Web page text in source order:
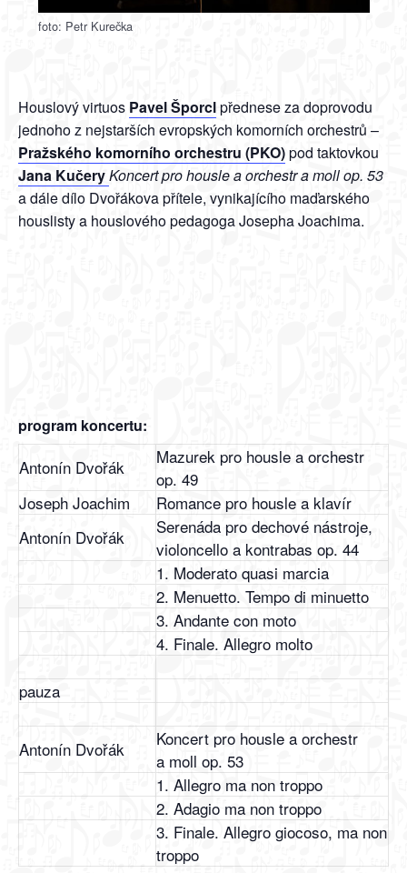
foto: Petr Kurečka
Houslový virtuos Pavel Šporclpřednese za doprovodu
jednoho z nejstarších evropských komorních orchestrů –
Pražského komorního orchestru (PKO)pod taktovkou
Jana KučeryKoncert pro housle a orchestr a moll op. 53
a dále dílo Dvořákova přítele, vynikajícího maďarského
houslisty a houslového pedagoga Josepha Joachima.
program koncertu:
Antonín Dvořák
Mazurek pro housle a orchestr
op. 49
Joseph Joachim
Romance pro housle a klavír
Antonín Dvořák
Serenáda pro dechové nástroje,
violoncello a kontrabas op. 44
1. Moderato quasi marcia
2. Menuetto. Tempo di minuetto
3. Andante con moto
4. Finale. Allegro molto
pauza
Antonín Dvořák
Koncert pro housle a orchestr
a moll op. 53
1. Allegro ma non troppo
2. Adagio ma non troppo
3. Finale. Allegro giocoso, ma non
troppo